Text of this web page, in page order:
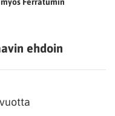
Ferratumin
ehdoin